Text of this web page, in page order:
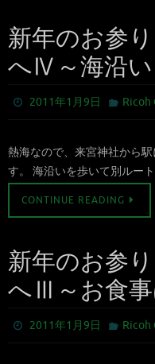
新年のお参
へⅣ～海沿い
2011年1月9日 Ricoh
熱海なので、来宮神社から
す。 海沿いを歩いて別ルー
CONTINUE READING
新年のお参
へⅢ～お食
2011年1月9日 Ricoh